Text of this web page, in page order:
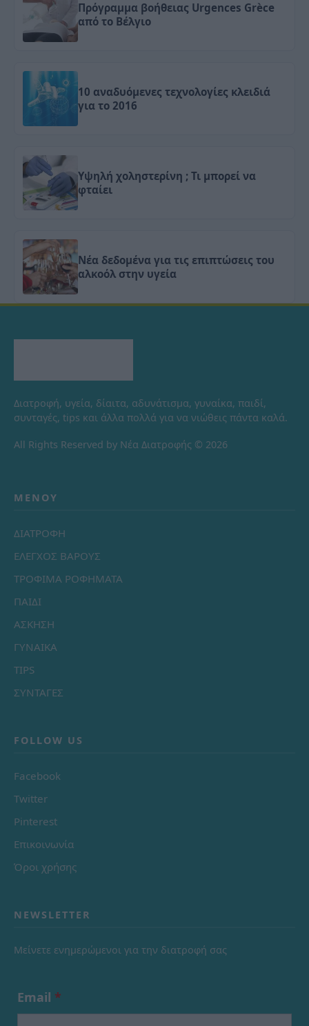
Πρόγραμμα βοήθειας Urgences Grèce
από το Βέλγιο
10 αναδυόμενες τεχνολογίες κλειδιά
για το 2016
Υψηλή χοληστερίνη ; Τι μπορεί να
φταίει
Νέα δεδομένα για τις επιπτώσεις του
αλκοόλ στην υγεία
Διατροφή, υγεία, δίαιτα, αδυνάτισμα, γυναίκα, παιδί,
συνταγές, tips και άλλα πολλά για να νιώθεις πάντα καλά.
All Rights Reserved by Νέα Διατροφής © 2026
ΜΕΝΟΎ
ΔΙΑΤΡΟΦΗ
ΕΛΕΓΧΟΣ ΒΑΡΟΥΣ
ΤΡΟΦΙΜΑ ΡΟΦΗΜΑΤΑ
ΠΑΙΔΙ
ΑΣΚΗΣΗ
ΓΥΝΑΙΚΑ
TIPS
ΣΥΝΤΑΓΕΣ
FOLLOW US
Facebook
Twitter
Pinterest
Επικοινωνία
Όροι χρήσης
NEWSLETTER
Μείνετε ενημερώμενοι για την διατροφή σας
Email *